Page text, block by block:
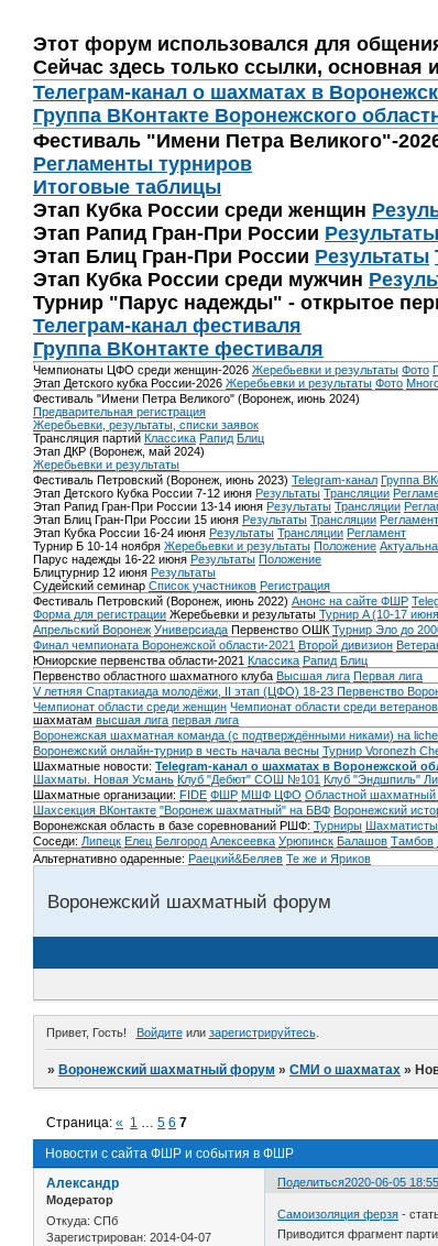
Этот форум использовался для
Сейчас здесь только ссылки,
Телеграм-канал о шахматах в
Группа ВКонтакте Воронежского
Фестиваль "Имени Петра Великого"-
Регламенты турниров
Итоговые таблицы
Этап Кубка России среди женщин
Этап Рапид Гран-При России Результаты
Этап Блиц Гран-При России Результаты
Этап Кубка России среди мужчин
Турнир "Парус надежды" - открытое
Телеграм-канал фестиваля
Группа ВКонтакте фестиваля
Чемпионаты ЦФО среди женщин-2026 Жеребьевки и результаты Фото
Этап Детского кубка России-2026 Жеребьевки и результаты Фото
Фестиваль "Имени Петра Великого" (Воронеж, июнь 2024)
Предварительная регистрация
Жеребьевки, результаты, списки заявок
Трансляция партий Классика Рапид Блиц
Этап ДКР (Воронеж, май 2024)
Жеребьевки и результаты
Фестиваль Петровский (Воронеж, июнь 2023) Telegram-канал Группа
Этап Детского Кубка России 7-12 июня Результаты Трансляции
Этап Рапид Гран-При России 13-14 июня Результаты Трансляции
Этап Блиц Гран-При России 15 июня Результаты Трансляции Регламент
Этап Кубка России 16-24 июня Результаты Трансляции Регламент
Турнир Б 10-14 ноября Жеребьевки и результаты Положение
Парус надежды 16-22 июня Результаты Положение
Блицтурнир 12 июня Результаты
Судейский семинар Список участников Регистрация
Фестиваль Петровский (Воронеж, июнь 2022) Анонс на сайте ФШР
Форма для регистрации Жеребьевки и результаты Турнир A (10-17
Апрельский Воронеж Универсиада Первенство ОШК Турнир Эло до
Финал чемпионата Воронежской области-2021 Второй дивизион
Юниорские первенства области-2021 Классика Рапид Блиц
Первенство областного шахматного клуба Высшая лига Первая лига
V летняя Спартакиада молодёжи, II этап (ЦФО) 18-23 Первенство
Чемпионат области среди женщин Чемпионат области среди ветеранов
шахматам высшая лига первая лига
Воронежская шахматная команда (с подтверждёнными никами) на
Воронежский онлайн-турнир в честь начала весны Турнир Voronezh
Шахматные новости: Telegram-канал о шахматах в Воронежской
Шахматы. Новая Усмань Клуб "Дебют" СОШ №101 Клуб "Эндшпиль"
Шахматные организации: FIDE ФШР МШФ ЦФО Областной шахматный
Шахсекция ВКонтакте "Воронеж шахматный" на БВФ Воронежский
Воронежская область в базе соревнований РШФ: Турниры Шахматисты
Соседи: Липецк Елец Белгород Алексеевка Урюпинск Балашов Тамбов
Альтернативно одаренные: Раецкий&Беляев Те же и Яриков
Воронежский шахматный форум
Привет, Гость! Войдитеили зарегистрируйтесь.
»Воронежский шахматный форум »СМИ о шахматах »
Новости с сайта ФШР и события в ФШР
Страница:« 1 … 5 6 7
Поделиться2020-06-05
Александр
Модератор
Откуда: СПб
Зарегистрирован: 2014-04-07
Самоизоляция ферзя -
Приводится фрагмент